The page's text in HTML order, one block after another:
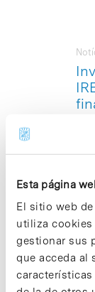
Esta página
El sitio web
utiliza cookies
gestionar sus
que acceda al
de